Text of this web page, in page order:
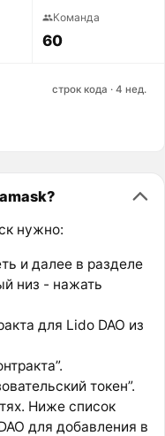
Команда
60
строк кода · 4 нед.
нужно:
и далее в разделе
низ - нажать
для Lido DAO из
токен”.
Ниже список
для добавления в